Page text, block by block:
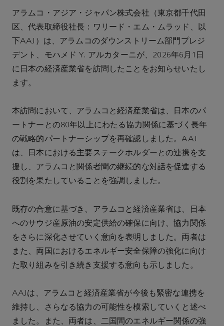
アラムコ・アジア・ジャパン株式会社（東京都千代田
区、代表取締役社長：ワリード・エム・ムラッド、以
下AAJ）は、アラムコのダウンストリーム部門プレジ
デント、モハメド Y. アルカターニが、2026年6月1日
に日本の経済産業省を訪問したことをお知らせいたし
ます。
本訪問において、アラムコと経済産業省は、日本のパ
ートナーとの80年以上にわたる協力関係に基づく長年
の戦略的パートナーシップを再確認しました。AAJ
は、日本における主要ステークホルダーとの連携を支
援し、アラムコと関係者間の継続的な対話を促進する
役割を果たしていることを強調しました。
既存の合意に基づき、アラムコと経済産業省は、日本
へのサウジ産原油の安定供給の確保に向け、協力関係
をさらに深化させていく意向を表明しました。両者は
また、両国におけるエネルギー安全保障の強化に向け
た取り組みを引き続き支援する意向も示しました。
AAJは、アラムコと経済産業省が今後も緊密な連携を
維持し、さらなる協力の可能性を模索していくと述べ
ました。また、両者は、二国間のエネルギー関係の強